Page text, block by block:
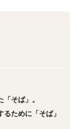
ば本来の味が楽
そば」。
ために「そば」